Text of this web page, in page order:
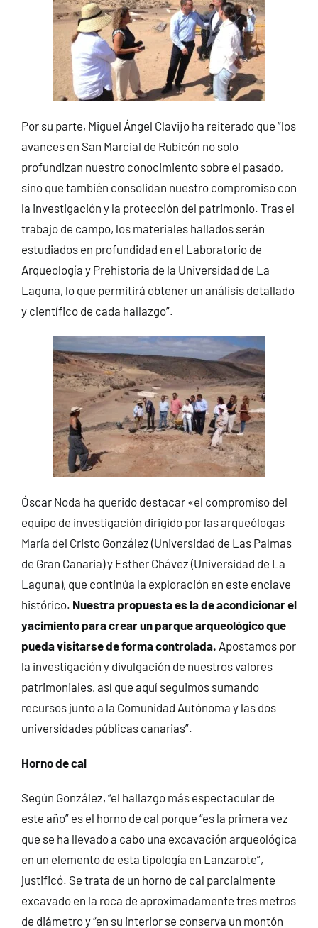
Por su parte, Miguel Ángel Clavijo ha reiterado que “los
avances en San Marcial de Rubicón no solo
profundizan nuestro conocimiento sobre el pasado,
sino que también consolidan nuestro compromiso con
la investigación y la protección del patrimonio. Tras el
trabajo de campo, los materiales hallados serán
estudiados en profundidad en el Laboratorio de
Arqueología y Prehistoria de la Universidad de La
Laguna, lo que permitirá obtener un análisis detallado
y científico de cada hallazgo”.
Óscar Noda ha querido destacar «el compromiso del
equipo de investigación dirigido por las arqueólogas
María del Cristo González (Universidad de Las Palmas
de Gran Canaria) y Esther Chávez (Universidad de La
Laguna), que continúa la exploración en este enclave
histórico. Nuestra propuesta es la de acondicionar el
yacimiento para crear un parque arqueológico que
pueda visitarse de forma controlada. Apostamos por
la investigación y divulgación de nuestros valores
patrimoniales, así que aquí seguimos sumando
recursos junto a la Comunidad Autónoma y las dos
universidades públicas canarias”.
Horno de cal
Según González, “el hallazgo más espectacular de
este año” es el horno de cal porque “es la primera vez
que se ha llevado a cabo una excavación arqueológica
en un elemento de esta tipología en Lanzarote”,
justificó. Se trata de un horno de cal parcialmente
excavado en la roca de aproximadamente tres metros
de diámetro y “en su interior se conserva un montón